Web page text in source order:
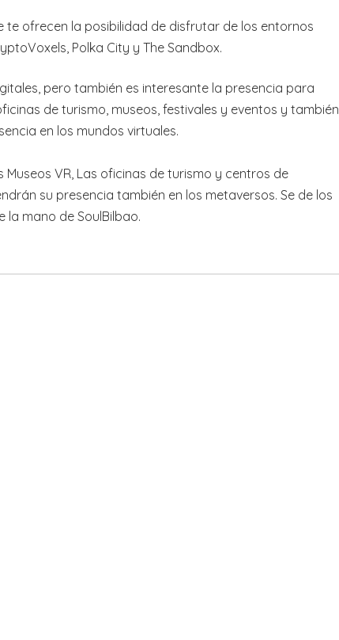
ofrecen la posibilidad de disfrutar de los entornos
Polka City y The Sandbox.
pero también es interesante la presencia para
de turismo, museos, festivales y eventos y también
en los mundos virtuales.
VR, Las oficinas de turismo y centros de
su presencia también en los metaversos. Se de los
la mano de SoulBilbao.